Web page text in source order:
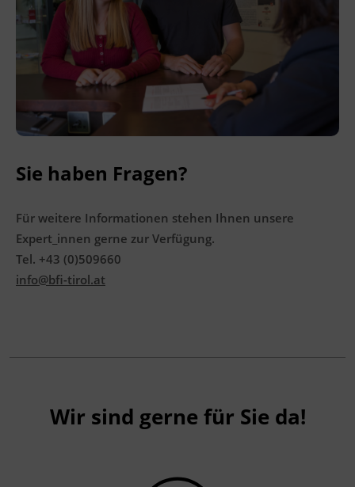
Ingenieurzertifizierung
BFI Reutte
BFI Schwaz
Sie haben Fragen?
Für weitere Informationen stehen Ihnen unsere
Expert_innen gerne zur Verfügung.
Tel. +43 (0)509660
info@bfi-tirol.at
Wir sind gerne für Sie da!